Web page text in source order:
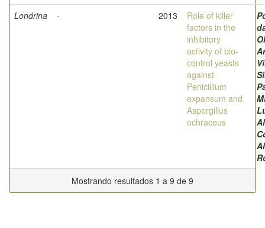
Londrina
- 2013
Role of killer
factors in the
inhibitory
activity of bio-
control yeasts
against
Penicillium
expansum and
Aspergillus
ochraceus
Mostrando resultados 1 a 9 de 9